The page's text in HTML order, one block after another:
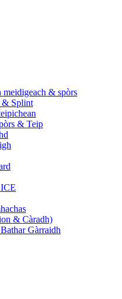
meidigeach & spòrs
& Splint
& Teip
& Càradh)
Gàrraidh